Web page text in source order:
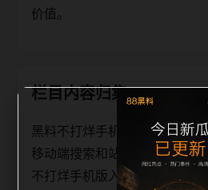
价值。
栏目内容归集
黑料不打烊手机版入口翻车事
移动端搜索和站内连续阅读场
不打烊手机版入口、翻车事件